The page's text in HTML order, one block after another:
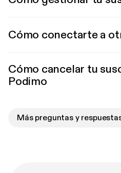
Cómo conectarte a
Cómo cancelar tu
Podimo
Más preguntas y